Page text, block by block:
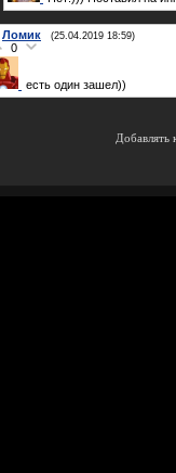
Ломик (25.04.2019 18:59)
0
есть один зашел))
Добавлять